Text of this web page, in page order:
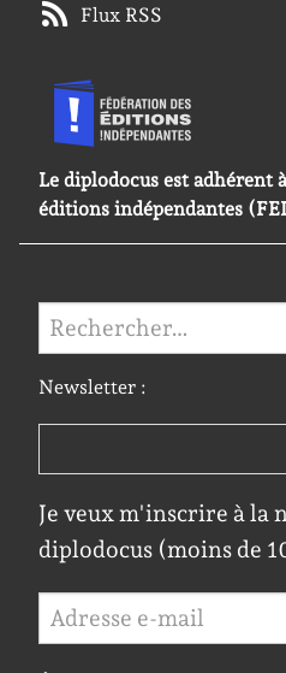
Flux RSS
Le diplodocus est adhérent
éditions indépendantes
Rechercher :
Newsletter :
Je veux m'inscrire à la
diplodocus (moins de